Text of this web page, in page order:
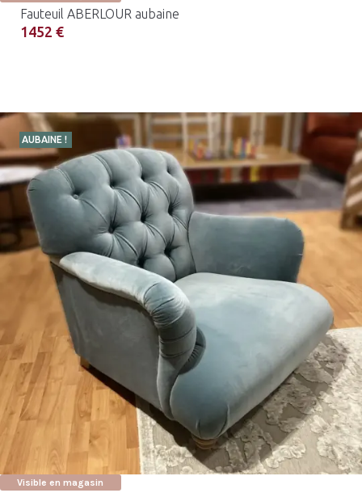
Fauteuil ABERLOUR aubaine
1452 €
AUBAINE !
Visible en magasin